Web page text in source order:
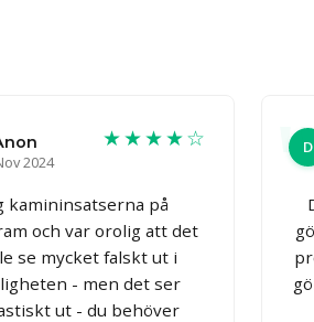
2024
★★★★☆
kamininsatserna på
och var orolig att det
se mycket falskt ut i
- men det ser
ut - du behöver
D